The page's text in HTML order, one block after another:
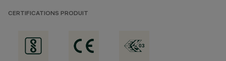
CERTIFICATIONS PRODUIT